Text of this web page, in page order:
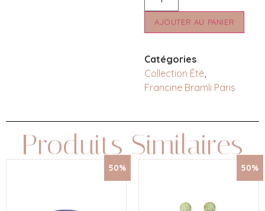
AJOUTER AU PANIER
Catégories
Collection Été
Francine Bramli Paris
Produits Similaires
50% 50%